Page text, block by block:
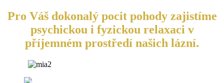
Pro Váš dokonalý pocit pohody zajistíme
psychickou i fyzickou relaxaci v
příjemném prostředí našich lázní.